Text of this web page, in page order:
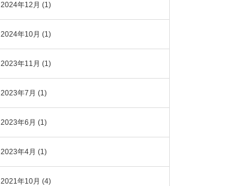
2024年12月 (1)
2024年10月 (1)
2023年11月 (1)
2023年7月 (1)
2023年6月 (1)
2023年4月 (1)
2021年10月 (4)